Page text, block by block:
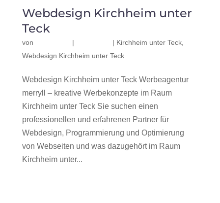
Webdesign Kirchheim unter
Teck
von | | Kirchheim unter Teck,
Webdesign Kirchheim unter Teck
Webdesign Kirchheim unter Teck Werbeagentur
merryll – kreative Werbekonzepte im Raum
Kirchheim unter Teck Sie suchen einen
professionellen und erfahrenen Partner für
Webdesign, Programmierung und Optimierung
von Webseiten und was dazugehört im Raum
Kirchheim unter...